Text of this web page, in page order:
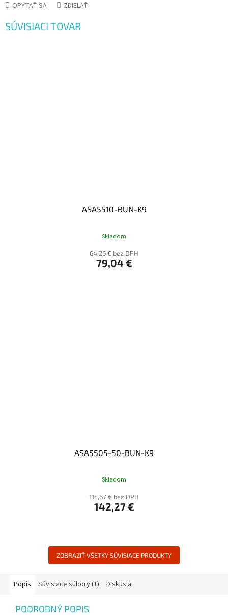
OPÝTAŤ SA ZDIEĽAŤ
SÚVISIACI TOVAR
ASA5510-BUN-K9
Skladom
64,26 € bez DPH
79,04 €
ASA5505-50-BUN-K9
Skladom
115,67 € bez DPH
142,27 €
ZOBRAZIŤ VŠETKY SÚVISIACE PRODUKTY
Popis Súvisiace súbory (1) Diskusia
PODROBNÝ POPIS